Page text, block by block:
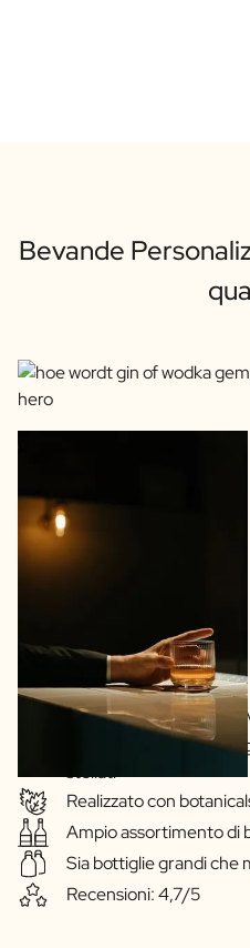
Bevande
Ricette proprie di Gin e
Le nostre bevande
stellati
Realizzato con
Ampio assortimento di
Sia bottiglie grandi che
Recensioni: 4,7/5